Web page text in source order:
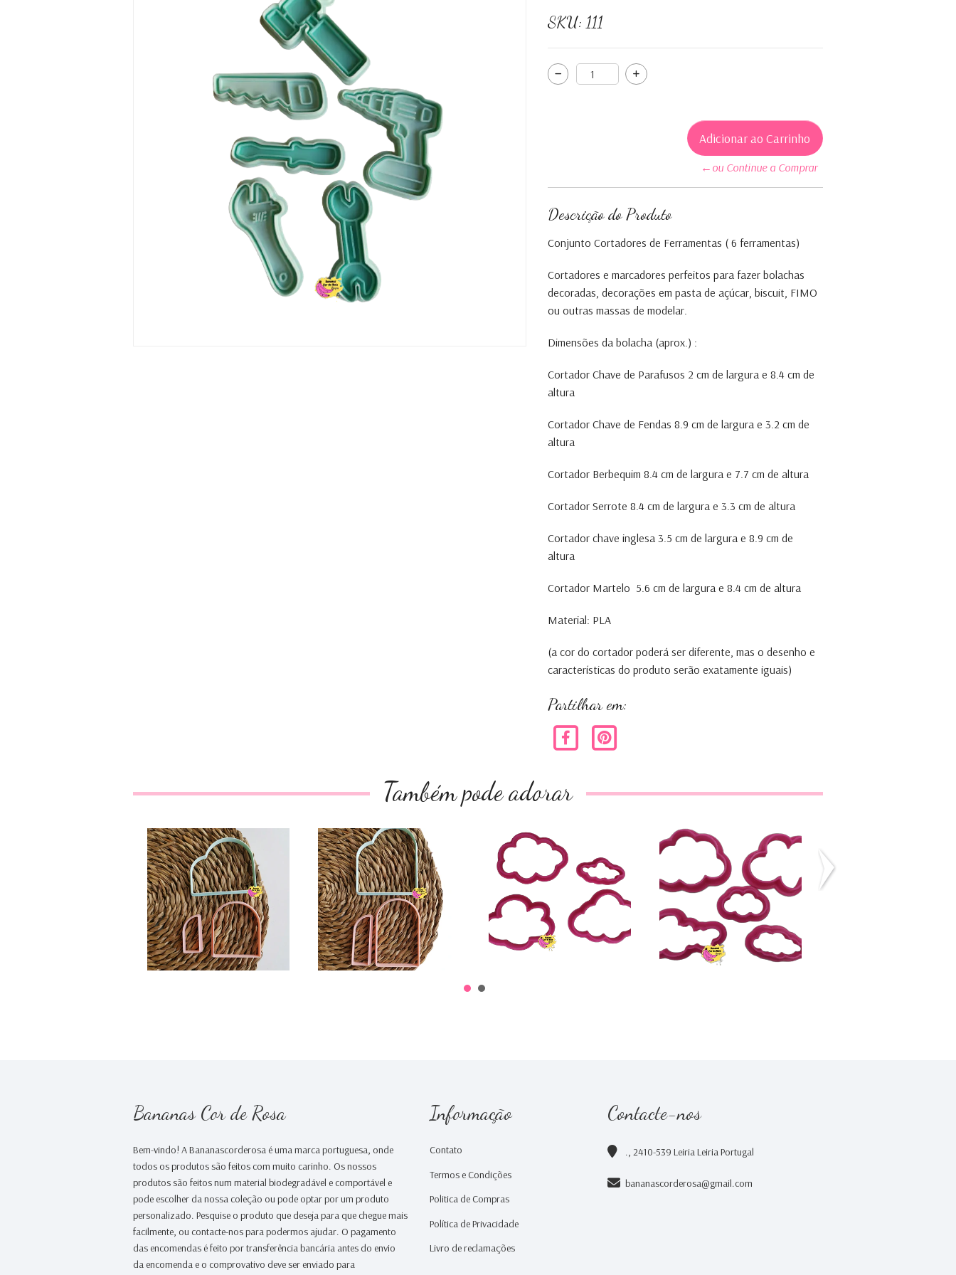
SKU: 111
←ou Continue a Comprar
Descrição do Produto
Conjunto Cortadores de Ferramentas ( 6 ferramentas)
Cortadores e marcadores perfeitos para fazer bolachas
decoradas, decorações em pasta de açúcar, biscuit, FIMO
ou outras massas de modelar.
Dimensões da bolacha (aprox.) :
Cortador Chave de Parafusos 2 cm de largura e 8.4 cm de
altura
Cortador Chave de Fendas 8.9 cm de largura e 3.2 cm de
altura
Cortador Berbequim 8.4 cm de largura e 7.7 cm de altura
Cortador Serrote 8.4 cm de largura e 3.3 cm de altura
Cortador chave inglesa 3.5 cm de largura e 8.9 cm de
altura
Cortador Martelo 5.6 cm de largura e 8.4 cm de altura
Material: PLA
(a cor do cortador poderá ser diferente, mas o desenho e
características do produto serão exatamente iguais)
Partilhar em:
Também pode adorar
Duplo Arco
€3,60
Duplo Arco
€3,60
Nuvens - conjunto
de 4
€2,60
Nuvens - conjunto
de 5
€2,60
Conjunto Mickey
(Tamanho mi...
Bananas Cor de Rosa
Bem-vindo! A Bananascorderosa é uma marca portuguesa, onde
todos os produtos são feitos com muito carinho. Os nossos
produtos são feitos num material biodegradável e comportável e
pode escolher da nossa coleção ou pode optar por um produto
personalizado. Pesquise o produto que deseja para que chegue mais
facilmente, ou contacte-nos para podermos ajudar. O pagamento
das encomendas é feito por transferência bancária antes do envio
da encomenda e o comprovativo deve ser enviado para
Informação
Contato
Termos e Condições
Politica de Compras
Política de Privacidade
Livro de reclamações
Contacte-nos
., 2410-539 Leiria Leiria Portugal
bananascorderosa@gmail.com